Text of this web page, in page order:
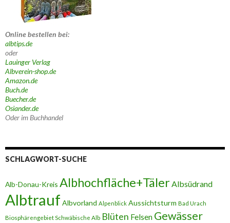
Online bestellen bei:
albtips.de
oder
Lauinger Verlag
Albverein-shop.de
Amazon.de
Buch.de
Buecher.de
Osiander.de
Oder im Buchhandel
SCHLAGWORT-SUCHE
Alb-Donau-Kreis Albhochfläche+TälerAlbsüdrand
Albtrauf Albvorland Alpenblick Aussichtsturm Bad Urach
Biosphärengebiet Schwäbische Alb Blüten Felsen Gewässer